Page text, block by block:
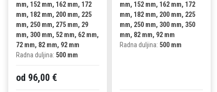
mm, 152 mm, 162 mm, 172
mm, 182 mm, 200 mm, 225
mm, 250 mm, 275 mm, 29
mm, 300 mm, 52 mm, 62 mm,
72 mm, 82 mm, 92 mm
Radna duljina: 500 mm
od 96,00 €
mm, 152 mm, 162 mm, 172
mm, 182 mm, 200 mm, 225
mm, 250 mm, 300 mm, 350
mm, 82 mm, 92 mm
Radna duljina: 500 mm